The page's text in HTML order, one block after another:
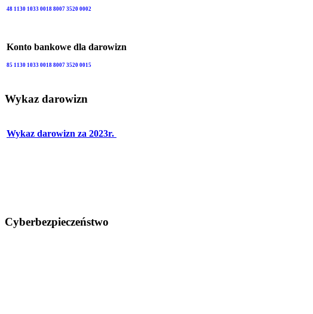
48 1130 1033 0018 8007 3520 0002
Konto bankowe dla darowizn
85 1130 1033 0018 8007 3520 0015
Wykaz darowizn
Wykaz darowizn za 2023r.
Cyberbezpieczeństwo